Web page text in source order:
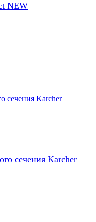
NEW
сечения Karcher